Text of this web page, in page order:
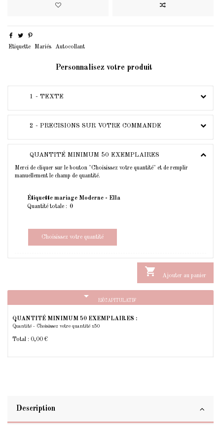
Etiquette Mariés Autocollant
Personnalisez votre produit
1 - TEXTE
2 - PRECISIONS SUR VOTRE COMMANDE
QUANTITÉ MINIMUM 50 EXEMPLAIRES
Merci de cliquer sur le bouton "Choisissez votre quantité" et de remplir
manuellement le champ de quantité.
Étiquette mariage Moderne - Ella
Quantité totale :
Choisissez votre quantité
 Ajouter au panier
arrow_drop_down RÉCAPITULATIF
QUANTITÉ MINIMUM 50 EXEMPLAIRES :
Quantité - Choisissez votre quantité x50
Total : 0,00 €
Description